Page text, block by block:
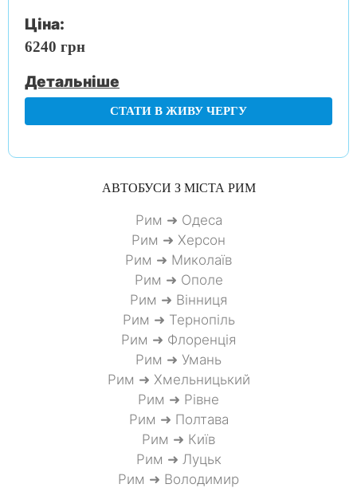
Ціна:
6240 грн
Детальніше
СТАТИ В ЖИВУ ЧЕРГУ
АВТОБУСИ З МІСТА РИМ
Рим ➜ Одеса
Рим ➜ Херсон
Рим ➜ Миколаїв
Рим ➜ Ополе
Рим ➜ Вінниця
Рим ➜ Тернопіль
Рим ➜ Флоренція
Рим ➜ Умань
Рим ➜ Хмельницький
Рим ➜ Рівне
Рим ➜ Полтава
Рим ➜ Київ
Рим ➜ Луцьк
Рим ➜ Володимир